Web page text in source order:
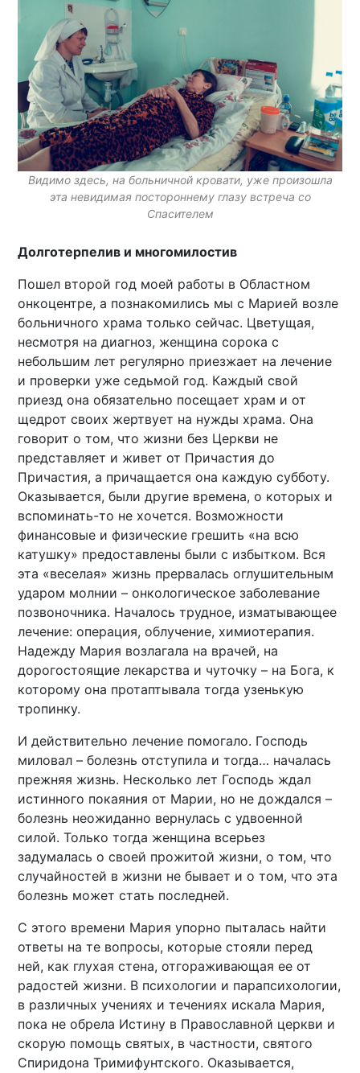
Видимо здесь, на больничной кровати, уже произошла
эта невидимая постороннему глазу встреча со
Спасителем
Долготерпелив и многомилостив
Пошел второй год моей работы в Областном
онкоцентре, а познакомились мы с Марией возле
больничного храма только сейчас. Цветущая,
несмотря на диагноз, женщина сорока с
небольшим лет регулярно приезжает на лечение
и проверки уже седьмой год. Каждый свой
приезд она обязательно посещает храм и от
щедрот своих жертвует на нужды храма. Она
говорит о том, что жизни без Церкви не
представляет и живет от Причастия до
Причастия, а причащается она каждую субботу.
Оказывается, были другие времена, о которых и
вспоминать-то не хочется. Возможности
финансовые и физические грешить «на всю
катушку» предоставлены были с избытком. Вся
эта «веселая» жизнь прервалась оглушительным
ударом молнии – онкологическое заболевание
позвоночника. Началось трудное, изматывающее
лечение: операция, облучение, химиотерапия.
Надежду Мария возлагала на врачей, на
дорогостоящие лекарства и чуточку – на Бога, к
которому она протаптывала тогда узенькую
тропинку.
И действительно лечение помогало. Господь
миловал – болезнь отступила и тогда… началась
прежняя жизнь. Несколько лет Господь ждал
истинного покаяния от Марии, но не дождался –
болезнь неожиданно вернулась с удвоенной
силой. Только тогда женщина всерьез
задумалась о своей прожитой жизни, о том, что
случайностей в жизни не бывает и о том, что эта
болезнь может стать последней.
С этого времени Мария упорно пыталась найти
ответы на те вопросы, которые стояли перед
ней, как глухая стена, отгораживающая ее от
радостей жизни. В психологии и парапсихологии,
в различных учениях и течениях искала Мария,
пока не обрела Истину в Православной церкви и
скорую помощь святых, в частности, святого
Спиридона Тримифунтского. Оказывается,